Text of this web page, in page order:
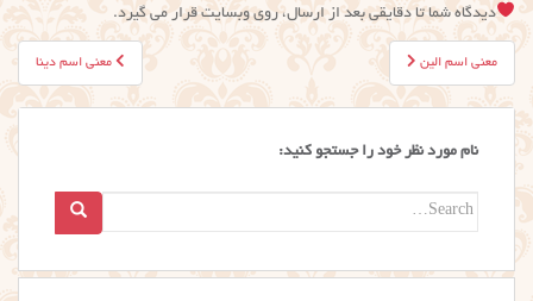
دیدگاه شما تا دقایقی بعد از ارسال، روی وبسایت قرار می گیرد.
راهبری
نوشته
معنی اسم دینا معنی اسم الین
نام مورد نظر خود را جستجو کنید:
Search